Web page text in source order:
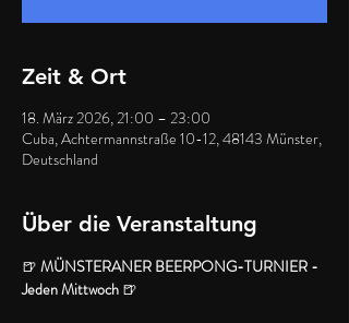
Zeit & Ort
18. März 2026, 21:00 – 23:00
Cuba, Achtermannstraße 10-12, 48143 Münster,
Deutschland
Über die Veranstaltung
🍺 MÜNSTERANER BEERPONG-TURNIER -
Jeden Mittwoch 🍺